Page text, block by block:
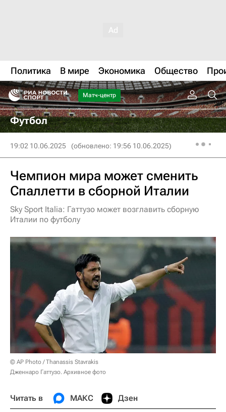
Политика В мире Экономика Общество
Матч-центр
Футбол
19:02 10.06.2025 (обновлено: 19:56 10.06.2025)
Чемпион мира может сменить
Спаллетти в сборной Италии
Sky Sport Italia: Гаттузо может возглавить сборную
Италии по футболу
© AP Photo / Thanassis Stavrakis
Дженнаро Гаттузо. Архивное фото
Читать в МАКС Дзен